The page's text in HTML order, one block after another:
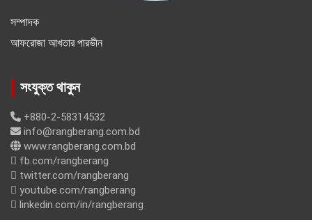
সম্পাদক
আফরোজা আখতার পারভীন
সংযুক্ত থাকুন
+880-2-58314532
info@rangberang.com.bd
www.rangberang.com.bd
fb.com/rangberang
twitter.com/rangberang
youtube.com/rangberang
linkedin.com/in/rangberang